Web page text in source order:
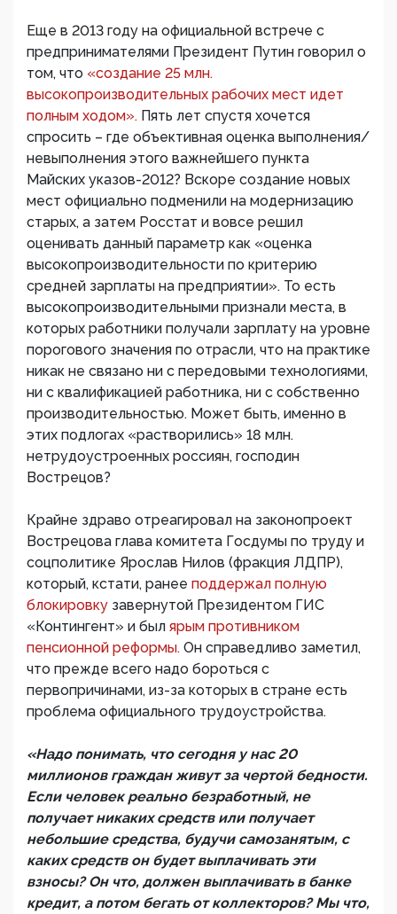
Еще в 2013 году на официальной встрече с
предпринимателями Президент Путин говорил о
том, что «создание 25 млн.
высокопроизводительных рабочих мест идет
полным ходом». Пять лет спустя хочется
спросить – где объективная оценка выполнения/
невыполнения этого важнейшего пункта
Майских указов-2012? Вскоре создание новых
мест официально подменили на модернизацию
старых, а затем Росстат и вовсе решил
оценивать данный параметр как «оценка
высокопроизводительности по критерию
средней зарплаты на предприятии». То есть
высокопроизводительными признали места, в
которых работники получали зарплату на уровне
порогового значения по отрасли, что на практике
никак не связано ни с передовыми технологиями,
ни с квалификацией работника, ни с собственно
производительностью. Может быть, именно в
этих подлогах «растворились» 18 млн.
нетрудоустроенных россиян, господин
Вострецов?
Крайне здраво отреагировал на законопроект
Вострецова глава комитета Госдумы по труду и
соцполитике Ярослав Нилов (фракция ЛДПР),
который, кстати, ранее поддержал полную
блокировку завернутой Президентом ГИС
«Контингент» и был ярым противником
пенсионной реформы. Он справедливо заметил,
что прежде всего надо бороться с
первопричинами, из-за которых в стране есть
проблема официального трудоустройства.
«Надо понимать, что сегодня у нас 20
миллионов граждан живут за чертой бедности.
Если человек реально безработный, не
получает никаких средств или получает
небольшие средства, будучи самозанятым, с
каких средств он будет выплачивать эти
взносы? Он что, должен выплачивать в банке
кредит, а потом бегать от коллекторов? Мы что,